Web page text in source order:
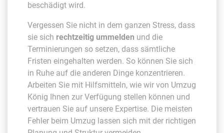
beschädigt wird.
Vergessen Sie nicht in dem ganzen Stress, dass
sie sich rechtzeitig ummelden und die
Terminierungen so setzen, dass sämtliche
Fristen eingehalten werden. So können Sie sich
in Ruhe auf die anderen Dinge konzentrieren.
Arbeiten Sie mit Hilfsmitteln, wie wir von Umzug
König Ihnen zur Verfügung stellen können und
vertrauen Sie auf unsere Expertise. Die meisten
Fehler beim Umzug lassen sich mit der richtigen